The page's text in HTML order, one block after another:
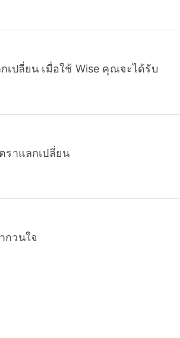
เปลี่ยน เมื่อใช้ Wise คุณจะได้รับ
ราแลกเปลี่ยน
กวนใจ